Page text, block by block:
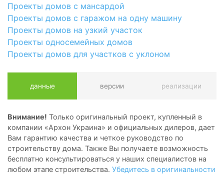
Проекты домов с мансардой
Проекты домов с гаражом на одну машину
Проекты домов на узкий участок
Проекты односемейных домов
Проекты домов для участков с уклоном
данные версии реализации
Внимание! Только оригинальный проект, купленный в
компании «Архон Украина» и официальных дилеров, дает
Вам гарантию качества и четкое руководство по
строительству дома. Также Вы получаете возможность
бесплатно консультироваться у наших специалистов на
любом этапе строительства. Убедитесь в оригинальности